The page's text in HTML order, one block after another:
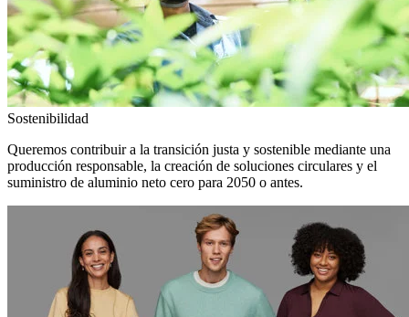
Sostenibilidad
Queremos contribuir a la transición justa y sostenible mediante una
producción responsable, la creación de soluciones circulares y el
suministro de aluminio neto cero para 2050 o antes.